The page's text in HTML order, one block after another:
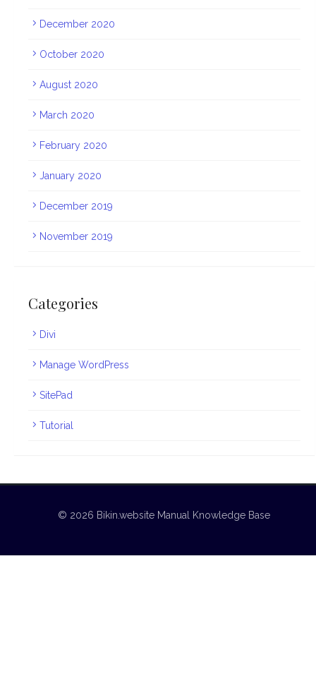
December 2020
October 2020
August 2020
March 2020
February 2020
January 2020
December 2019
November 2019
Categories
Divi
Manage WordPress
SitePad
Tutorial
© 2026 Bikin.website Manual Knowledge Base